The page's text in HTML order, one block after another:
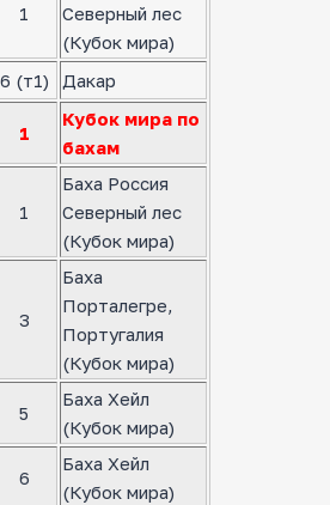
1
Северный лес
(Кубок мира)
6 (т1)
Дакар
1
Кубок мира по
бахам
1
Баха Россия
Северный лес
(Кубок мира)
3
Баха
Порталегре,
Португалия
(Кубок мира)
5
Баха Хейл
(Кубок мира)
6
Баха Хейл
(Кубок мира)